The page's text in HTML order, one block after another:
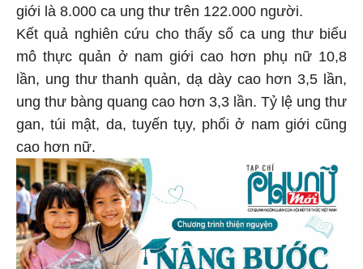
giới là 8.000 ca ung thư trên 122.000 người.
Kết quả nghiên cứu cho thấy số ca ung thư biểu
mô thực quản ở nam giới cao hơn phụ nữ 10,8
lần, ung thư thanh quản, dạ dày cao hơn 3,5 lần,
ung thư bàng quang cao hơn 3,3 lần. Tỷ lệ ung thư
gan, túi mật, da, tuyến tụy, phổi ở nam giới cũng
cao hơn nữ.